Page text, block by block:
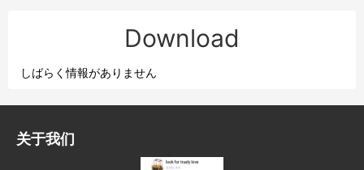
Download
しばらく情報がありません
关于我们